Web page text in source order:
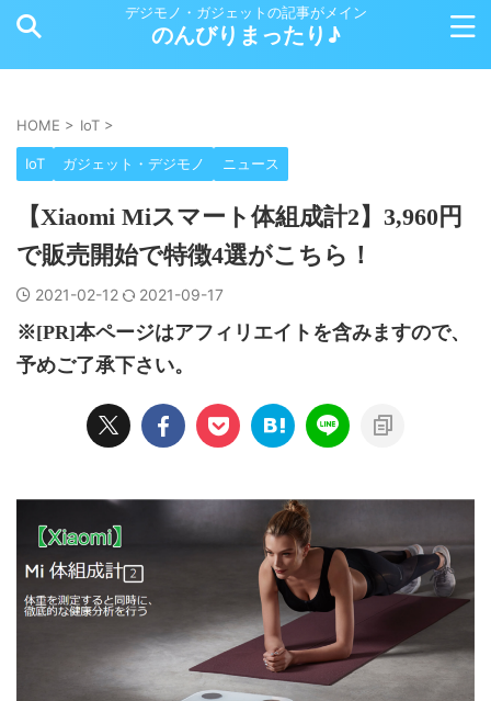
デジモノ・ガジェットの記事がメイン
のんびりまったり♪
HOME > IoT >
IoT ガジェット・デジモノ ニュース
【Xiaomi Miスマート体組成計2】3,960円
で販売開始で特徴4選がこちら！
2021-02-12 2021-09-17
※[PR]本ページはアフィリエイトを含みますので、
予めご了承下さい。